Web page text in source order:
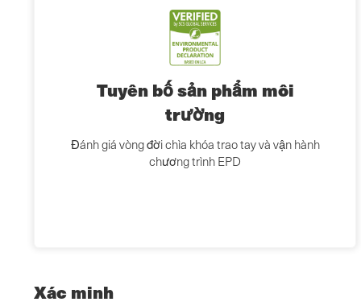
Tuyên bố sản phẩm môi
trường
Đánh giá vòng đời chìa khóa trao tay và vận hành
chương trình EPD
Xác minh